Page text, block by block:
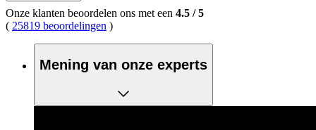
Onze klanten beoordelen ons met een 4.5 /5
( 25819 beoordelingen )
Mening van onze experts